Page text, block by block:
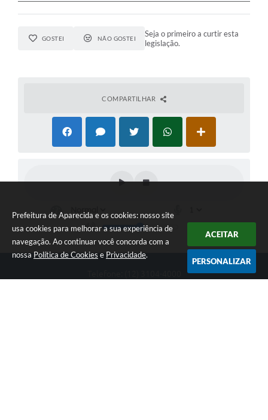
Prefeitura de Aparecida e os cookies: nosso site
usa cookies para melhorar a sua experiência de
navegação. Ao continuar você concorda com a
nossa Política de Cookies e Privacidade.
ACEITAR
PERSONALIZAR
GOSTEI NÃO GOSTEI
Seja o primeiro a curtir esta
legislação.
COMPARTILHAR